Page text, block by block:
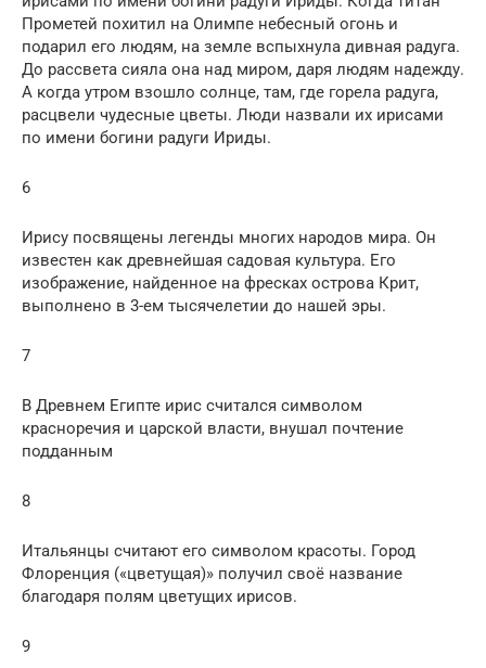
Прометей похитил на Олимпе небесный огонь и
подарил его людям, на земле вспыхнула дивная радуга.
До рассвета сияла она над миром, даря людям надежду.
А когда утром взошло солнце, там, где горела радуга,
расцвели чудесные цветы. Люди назвали их ирисами
по имени богини радуги Ириды.
6
Ирису посвящены легенды многих народов мира. Он
известен как древнейшая садовая культура. Его
изображение, найденное на фресках острова Крит,
выполнено в 3-ем тысячелетии до нашей эры.
7
В Древнем Египте ирис считался символом
красноречия и царской власти, внушал почтение
подданным
8
Итальянцы считают его символом красоты. Город
Флоренция («цветущая)» получил своё название
благодаря полям цветущих ирисов.
9